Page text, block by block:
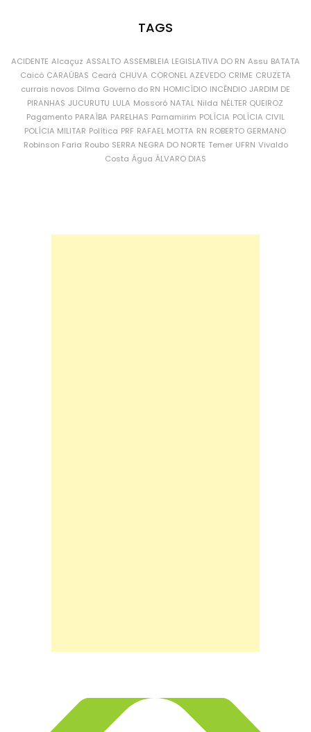
TAGS
ACIDENTE Alcaçuz ASSALTO ASSEMBLEIA LEGISLATIVA DO RN Assu BATATA
Caicó CARAÚBAS Ceará CHUVA CORONEL AZEVEDO CRIME CRUZETA
currais novos Dilma Governo do RN HOMICÍDIO INCÊNDIO JARDIM DE
PIRANHAS JUCURUTU LULA Mossoró NATAL Nilda NÉLTER QUEIROZ
Pagamento PARAÍBA PARELHAS Parnamirim POLÍCIA POLÍCIA CIVIL
POLÍCIA MILITAR Política PRF RAFAEL MOTTA RN ROBERTO GERMANO
Robinson Faria Roubo SERRA NEGRA DO NORTE Temer UFRN Vivaldo
Costa Água ÁLVARO DIAS